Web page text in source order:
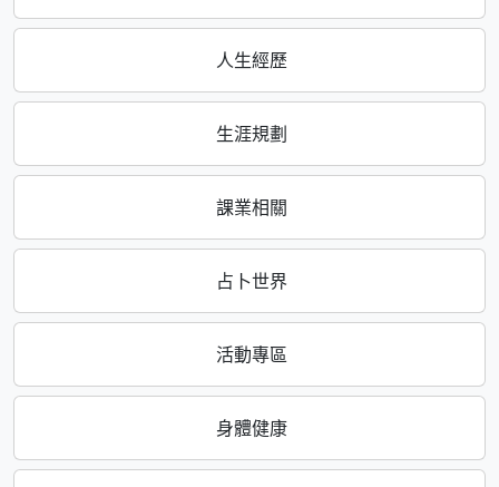
人生經歷
生涯規劃
課業相關
占卜世界
活動專區
身體健康